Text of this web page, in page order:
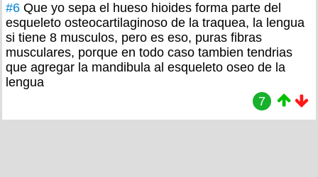
#6 Que yo sepa el hueso hioides forma parte del
esqueleto osteocartilaginoso de la traquea, la lengua
si tiene 8 musculos, pero es eso, puras fibras
musculares, porque en todo caso tambien tendrias
que agregar la mandibula al esqueleto oseo de la
lengua
7